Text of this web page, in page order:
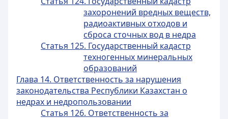
захоронений вредных веществ,
радиоактивных отходов и
сброса сточных вод в недра
Статья 125. Государственный кадастр
техногенных минеральных
образований
Глава 14. Ответственность за нарушения
законодательства Республики Казахстан о
недрах и недропользовании
Статья 126. Ответственность за